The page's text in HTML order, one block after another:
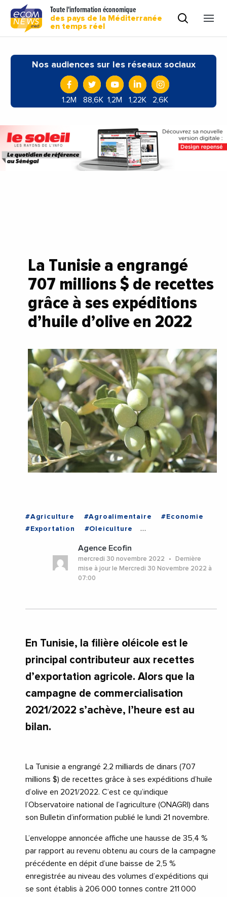
Toute l'information économique
des pays de la Méditerranée
en temps réel
Nos audiences sur les réseaux sociaux
1.2M 88,6K 1,2M 1,22K 2,6K
La Tunisie a engrangé
707 millions $ de recettes
grâce à ses expéditions
d’huile d’olive en 2022
#Agriculture #Agroalimentaire
#Economie
#Exportation
#Oleiculture
Agence Ecofin
mercredi 30 novembre 2022
Dernière
mise à jour le Mercredi 30 Novembre 2022 à
07:00
En Tunisie, la filière oléicole est le
principal contributeur aux recettes
d’exportation agricole. Alors que la
campagne de commercialisation
2021/2022 s’achève, l’heure est au
bilan.
La Tunisie a engrangé 2,2 milliards de dinars (707
millions $) de recettes grâce à ses expéditions d’huile
d’olive en 2021/2022. C’est ce qu’indique
l’Observatoire national de l’agriculture (ONAGRI) dans
son Bulletin d’information publié le lundi 21 novembre.
L’enveloppe annoncée affiche une hausse de 35,4 %
par rapport au revenu obtenu au cours de la campagne
précédente en dépit d’une baisse de 2,5 %
enregistrée au niveau des volumes d’expéditions qui
se sont établis à 206 000 tonnes contre 211 000